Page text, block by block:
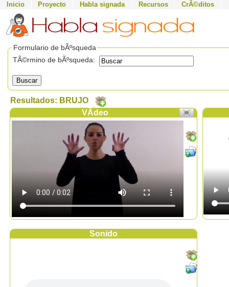
Inicio Proyecto Habla signada Recursos CrÃ©ditos
Formulario de bÃºsqueda
TÃ©rmino de bÃºsqueda:
Buscar
Resultados: BRUJO
VÃ­deo
Sonido